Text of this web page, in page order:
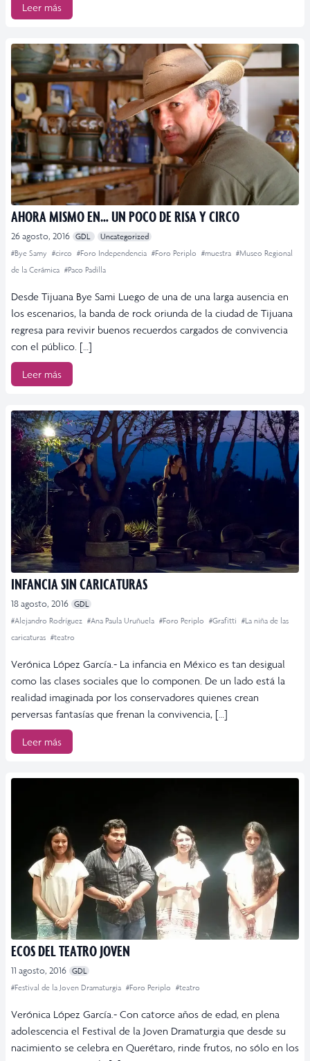
Leer más
AHORA MISMO EN… UN POCO DE RISA Y CIRCO
26 agosto, 2016 GDL
Uncategorized
#Bye Samy #circo #Foro Independencia #Foro Periplo #muestra #Museo Regional
de la Cerámica #Paco Padilla
Desde Tijuana Bye Sami Luego de una de una larga ausencia en
los escenarios, la banda de rock oriunda de la ciudad de Tijuana
regresa para revivir buenos recuerdos cargados de convivencia
con el público. […]
Leer más
INFANCIA SIN CARICATURAS
18 agosto, 2016 GDL
#Alejandro Rodríguez #Ana Paula Uruñuela #Foro Periplo #Grafitti #La niña de las
caricaturas #teatro
Verónica López García.- La infancia en México es tan desigual
como las clases sociales que lo componen. De un lado está la
realidad imaginada por los conservadores quienes crean
perversas fantasías que frenan la convivencia, […]
Leer más
ECOS DEL TEATRO JOVEN
11 agosto, 2016 GDL
#Festival de la Joven Dramaturgia #Foro Periplo #teatro
Verónica López García.- Con catorce años de edad, en plena
adolescencia el Festival de la Joven Dramaturgia que desde su
nacimiento se celebra en Querétaro, rinde frutos, no sólo en los